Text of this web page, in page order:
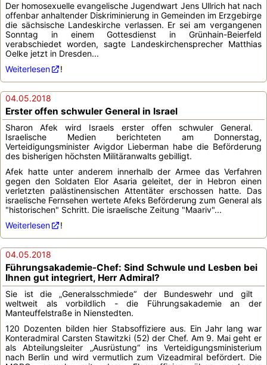
Der homosexuelle evangelische Jugendwart Jens Ullrich hat nach
offenbar anhaltender Diskriminierung in Gemeinden im Erzgebirge
die sächsische Landeskirche verlassen. Er sei am vergangenen
Sonntag in einem Gottesdienst in Grünhain-Beierfeld
verabschiedet worden, sagte Landeskirchensprecher Matthias
Oelke jetzt in Dresden...
Weiterlesen
!
04.05.2018
Erster offen schwuler General in Israel
Sharon Afek wird Israels erster offen schwuler General.
Israelische Medien berichteten am Donnerstag,
Verteidigungsminister Avigdor Lieberman habe die Beförderung
des bisherigen höchsten Militäranwalts gebilligt.
Afek hatte unter anderem innerhalb der Armee das Verfahren
gegen den Soldaten Elor Asaria geleitet, der in Hebron einen
verletzten palästinensischen Attentäter erschossen hatte. Das
israelische Fernsehen wertete Afeks Beförderung zum General als
"historischen" Schritt. Die israelische Zeitung "Maariv"...
Weiterlesen
!
04.05.2018
Führungsakademie-Chef: Sind Schwule und Lesben bei
Ihnen gut integriert, Herr Admiral?
Sie ist die „Generalsschmiede“ der Bundeswehr und gilt
weltweit als vorbildlich - die Führungsakademie an der
Manteuffelstraße in Nienstedten.
120 Dozenten bilden hier Stabsoffiziere aus. Ein Jahr lang war
Konteradmiral Carsten Stawitzki (52) der Chef. Am 9. Mai geht er
als Abteilungsleiter „Ausrüstung“ ins Verteidigungsministerium
nach Berlin und wird vermutlich zum Vizeadmiral befördert. Die